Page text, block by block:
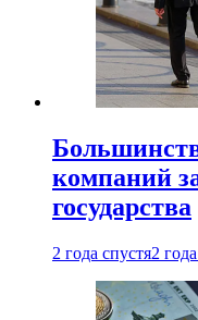
компаний
государства
2 года спустя2